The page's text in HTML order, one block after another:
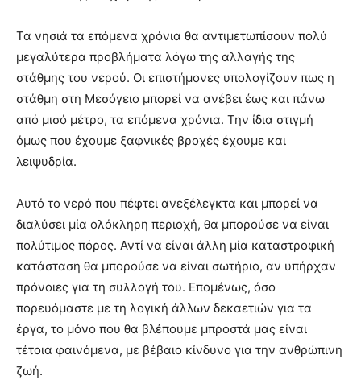
Τα νησιά τα επόμενα χρόνια θα αντιμετωπίσουν πολύ
μεγαλύτερα προβλήματα λόγω της αλλαγής της
στάθμης του νερού. Οι επιστήμονες υπολογίζουν πως η
στάθμη στη Μεσόγειο μπορεί να ανέβει έως και πάνω
από μισό μέτρο, τα επόμενα χρόνια. Την ίδια στιγμή
όμως που έχουμε ξαφνικές βροχές έχουμε και
λειψυδρία.
Αυτό το νερό που πέφτει ανεξέλεγκτα και μπορεί να
διαλύσει μία ολόκληρη περιοχή, θα μπορούσε να είναι
πολύτιμος πόρος. Αντί να είναι άλλη μία καταστροφική
κατάσταση θα μπορούσε να είναι σωτήριο, αν υπήρχαν
πρόνοιες για τη συλλογή του. Επομένως, όσο
πορευόμαστε με τη λογική άλλων δεκαετιών για τα
έργα, το μόνο που θα βλέπουμε μπροστά μας είναι
τέτοια φαινόμενα, με βέβαιο κίνδυνο για την ανθρώπινη
ζωή.